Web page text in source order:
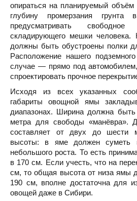
опираться на планируемый
глубину промерзания
предусматривать
складирующего мешки человека.
должны быть обустроены полки
Расположение нашего
случае — прямо под
спроектировать прочное
Исходя из всех указанных
габариты овощной ямы
диапазонах. Ширина должна
метра для свободы «манёвра».
составляет от двух до шести
высоты: в яме должен суметь
небольшого роста. То есть
в 170 см. Если учесть, что на
см, то общая высота от низа ямы
190 см, вполне достаточна для
овощей даже в Сибири.